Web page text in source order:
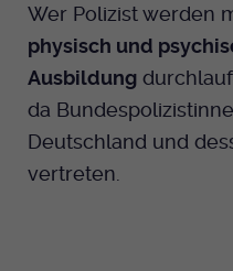
Wer Polizist werden
physisch und
Ausbildung
da
Deutschland und
vertreten.